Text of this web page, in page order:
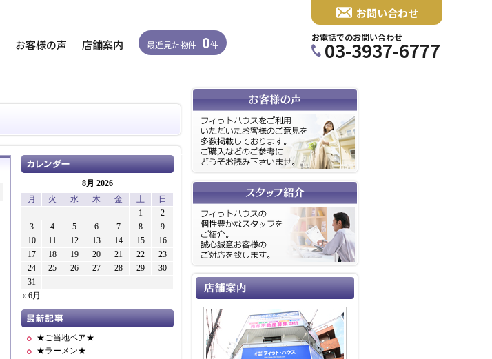
お客様の声 店舗案内 最近見た物件 0件
お問い合わせ
お電話でのお問い合わせ
03-3937-6777
8月 2026
月
火 水 木 金 土 日
« 6月
1
2
3
4 5 6 7 8
9
10
11 12 13 14 15
16
17
18 19 20 21 22
23
24
25 26 27 28 29
30
31
★ご当地ベア★
★ラーメン★